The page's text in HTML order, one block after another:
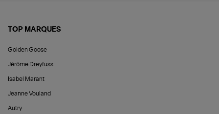
TOP MARQUES
Golden Goose
Jérôme Dreyfuss
Isabel Marant
Jeanne Vouland
Autry